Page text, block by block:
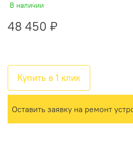
В наличии
48 450 ₽
Купить в 1 клик
Оставить заявку на ремонт